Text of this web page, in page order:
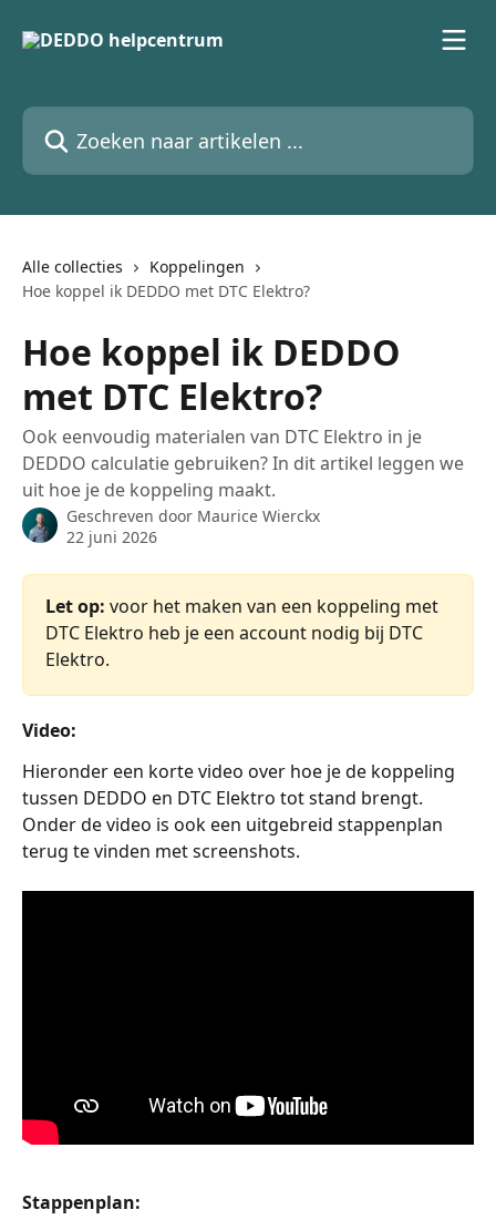
Zoeken naar artikelen ...
Alle collecties
Koppelingen
Hoe koppel ik DEDDO met DTC Elektro?
Hoe koppel ik DEDDO
met DTC Elektro?
Ook eenvoudig materialen van DTC Elektro in je
DEDDO calculatie gebruiken? In dit artikel leggen we
uit hoe je de koppeling maakt.
Geschreven door Maurice Wierckx
22 juni 2026
Let op: voor het maken van een koppeling met
DTC Elektro heb je een account nodig bij DTC
Elektro.
Video:
Hieronder een korte video over hoe je de koppeling
tussen DEDDO en DTC Elektro tot stand brengt.
Onder de video is ook een uitgebreid stappenplan
terug te vinden met screenshots.
Stappenplan: